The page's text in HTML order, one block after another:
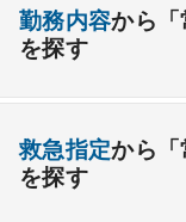
その他
心療内科 泌尿
皮膚科
外来のみの勤務可
夜間当直なしの勤務
後期研修可能
オンコールなしの
療養＋精神
勤務内容から「
を探す
検査
救急指定から「
を探す